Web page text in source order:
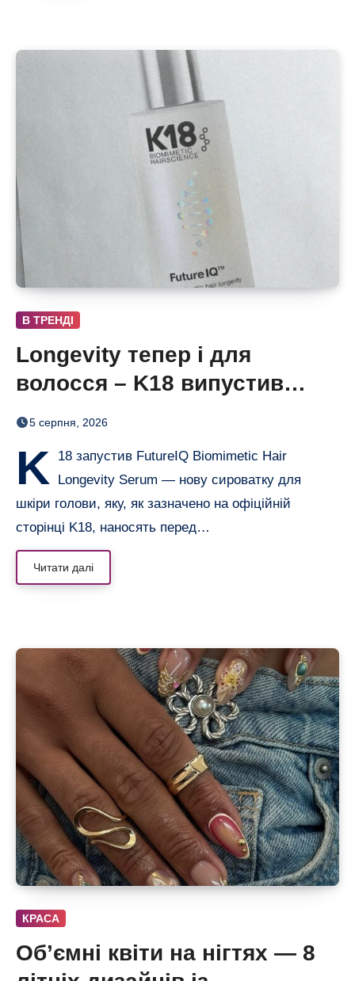
В ТРЕНДІ
Longevity тепер і для
волосся – K18 випустив
нічну сироватку FutureIQ
5 серпня, 2026
K
18 запустив FutureIQ Biomimetic Hair
Longevity Serum — нову сироватку для
шкіри голови, яку, як зазначено на офіційній
сторінці K18, наносять перед…
Читати далі
КРАСА
Об’ємні квіти на нігтях — 8